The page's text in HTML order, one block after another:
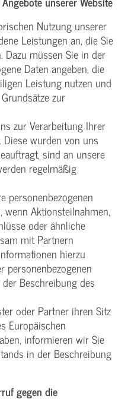
Nutzung unserer
Leistungen an, die Sie
Dazu müssen Sie in der
Daten angeben, die
Leistung nutzen und
zur
zur Verarbeitung Ihrer
wurden von uns
sind an unsere
regelmäßig
personenbezogenen
wenn Aktionsteilnahmen,
oder ähnliche
mit Partnern
hierzu
personenbezogenen
Beschreibung des
oder Partner ihren Sitz
Europäischen
informieren wir Sie
in der Beschreibung
gegen die